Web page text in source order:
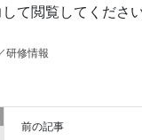
て閲覧してください
研修情報
前の記事